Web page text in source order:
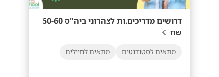
דרושים מדריכים.ות לצהרוני ביה"ס 50-60
שח
מתאים לסטודנטים מתאים לחיילים